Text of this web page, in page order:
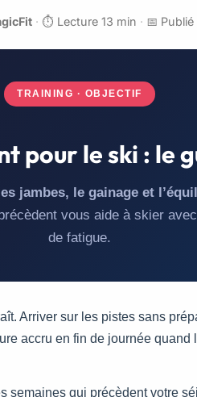
· ⏱️ Lecture 13 min · 📅
TRAINING · OBJECTIF
pour le ski : le
jambes, le gainage et
vous aide à skier
de fatigue.
Arriver sur les pistes sans
accru en fin de journée quand
qui précèdent votre